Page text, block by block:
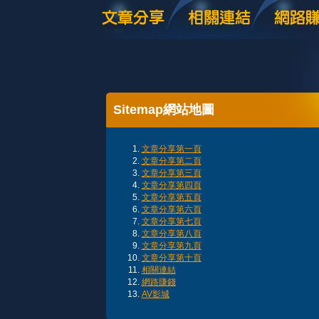
Sitemap網站地圖
文章分享第一頁
文章分享第二頁
文章分享第三頁
文章分享第四頁
文章分享第五頁
文章分享第六頁
文章分享第七頁
文章分享第八頁
文章分享第九頁
文章分享第十頁
相關連結
網路賺錢
AV影城